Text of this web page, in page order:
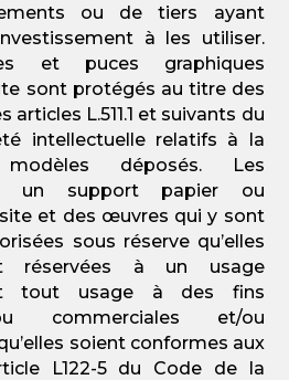
ou de tiers ayant
à les utiliser.
et puces graphiques
sont protégés au titre des
articles L.511.1 et suivants du
intellectuelle relatifs à la
déposés. Les
un support papier ou
et des œuvres qui y sont
sous réserve qu’elles
réservées à un usage
tout usage à des fins
commerciales et/ou
soient conformes aux
L122-5 du Code de la